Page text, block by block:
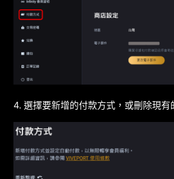
4. 選擇要新增的付款方式，或刪除現有